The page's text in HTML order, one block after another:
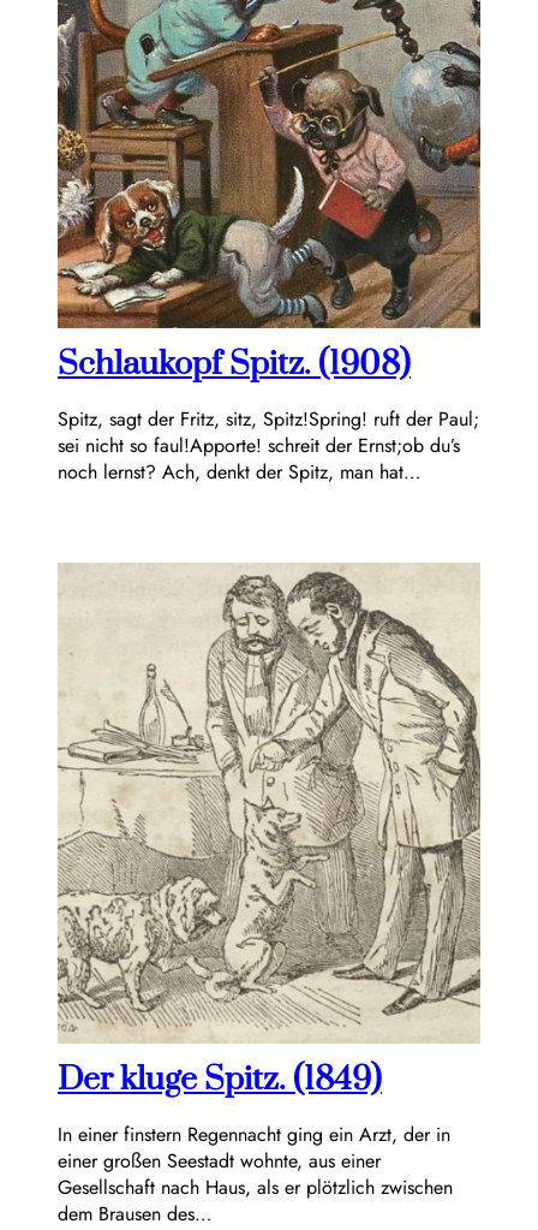
Schlaukopf Spitz. (1908)
Spitz, sagt der Fritz, sitz, Spitz!Spring! ruft der Paul;
sei nicht so faul!Apporte! schreit der Ernst;ob du’s
noch lernst? Ach, denkt der Spitz, man hat…
Der kluge Spitz. (1849)
In einer finstern Regennacht ging ein Arzt, der in
einer großen Seestadt wohnte, aus einer
Gesellschaft nach Haus, als er plötzlich zwischen
dem Brausen des…